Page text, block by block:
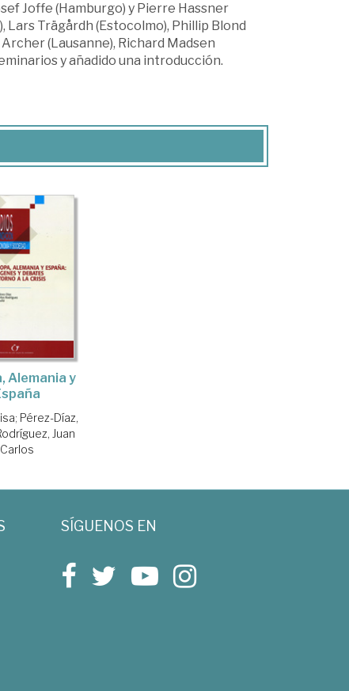
Joffe (Hamburgo) y Pierre Hassner
Lars Trägårdh (Estocolmo), Phillip Blond
(Lausanne), Richard Madsen
y añadido una introducción.
Alemania y
; Pérez-Díaz,
Juan
Carlos
SÍGUENOS EN